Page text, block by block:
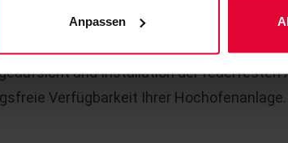
Anpassen
und Entwicklung, modernstes
und Installation der feuerfesten
Verfügbarkeit Ihrer Hochofenanlage.